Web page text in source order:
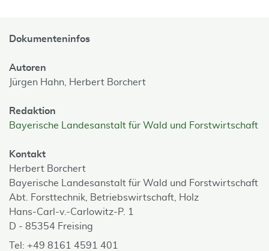
Dokumenteninfos
Autoren
Jürgen Hahn,
Herbert Borchert
Redaktion
Bayerische Landesanstalt für Wald und Forstwirtschaft
Kontakt
Herbert Borchert
Bayerische Landesanstalt für Wald und Forstwirtschaft
Abt. Forsttechnik, Betriebswirtschaft, Holz
Hans-Carl-v.-Carlowitz-P. 1
D - 85354 Freising
Tel: +49 8161 4591 401